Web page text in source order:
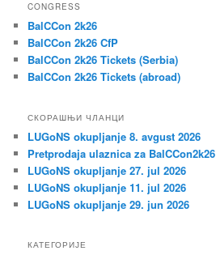
CONGRESS
BalCCon 2k26
BalCCon 2k26 CfP
BalCCon 2k26 Tickets (Serbia)
BalCCon 2k26 Tickets (abroad)
СКОРАШЊИ ЧЛАНЦИ
LUGoNS okupljanje 8. avgust 2026
Pretprodaja ulaznica za BalCCon2k26
LUGoNS okupljanje 27. jul 2026
LUGoNS okupljanje 11. jul 2026
LUGoNS okupljanje 29. jun 2026
КАТЕГОРИЈЕ